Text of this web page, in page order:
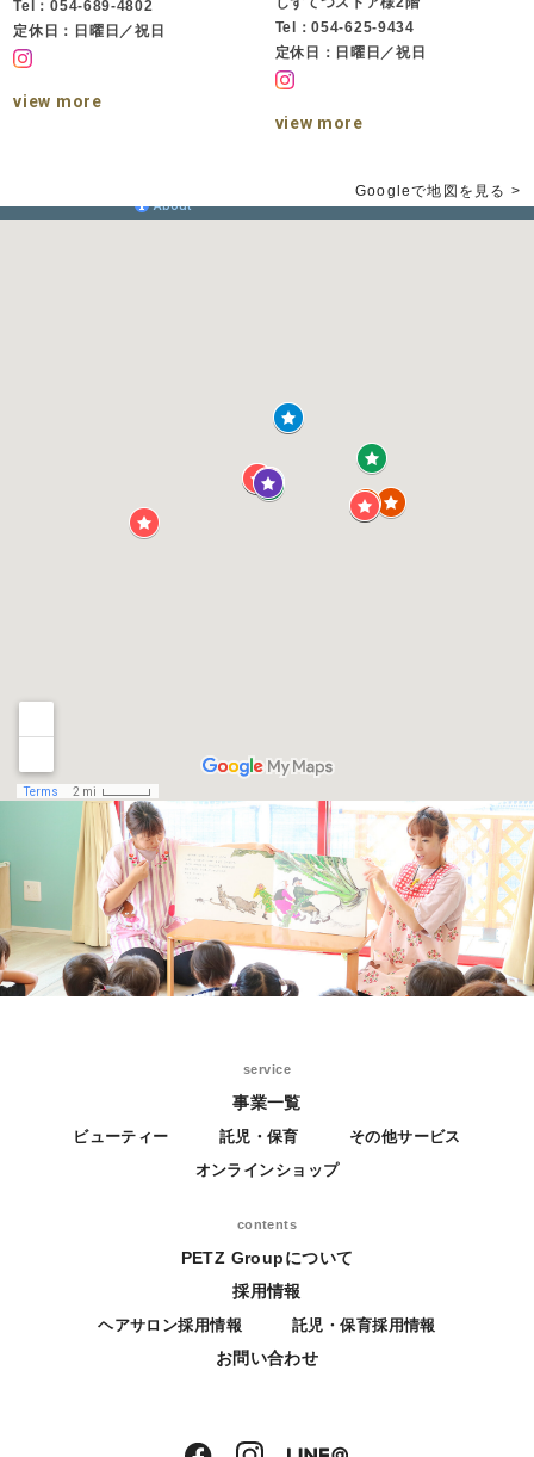
Tel：054-689-4802
定休日：日曜日／祝日
view more
Tel：054-625-9434
定休日：日曜日／祝日
view more
Googleで地図を見る >
service
事業一覧
ビューティー 託児・保育
その他サービス
オンラインショップ
contents
PETZ Groupについて
採用情報
ヘアサロン採用情報 託児・保育採用情報
お問い合わせ